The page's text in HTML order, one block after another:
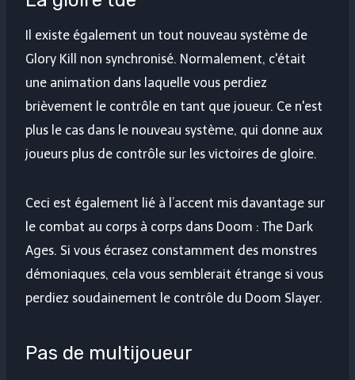
Il existe également un tout nouveau système de
Glory Kill non synchronisé. Normalement, c'était
une animation dans laquelle vous perdiez
brièvement le contrôle en tant que joueur. Ce n'est
plus le cas dans le nouveau système, qui donne aux
joueurs plus de contrôle sur les victoires de gloire.
Ceci est également lié à l’accent mis davantage sur
le combat au corps à corps dans Doom : The Dark
Ages. Si vous écrasez constamment des monstres
démoniaques, cela vous semblerait étrange si vous
perdiez soudainement le contrôle du Doom Slayer.
Pas de multijoueur